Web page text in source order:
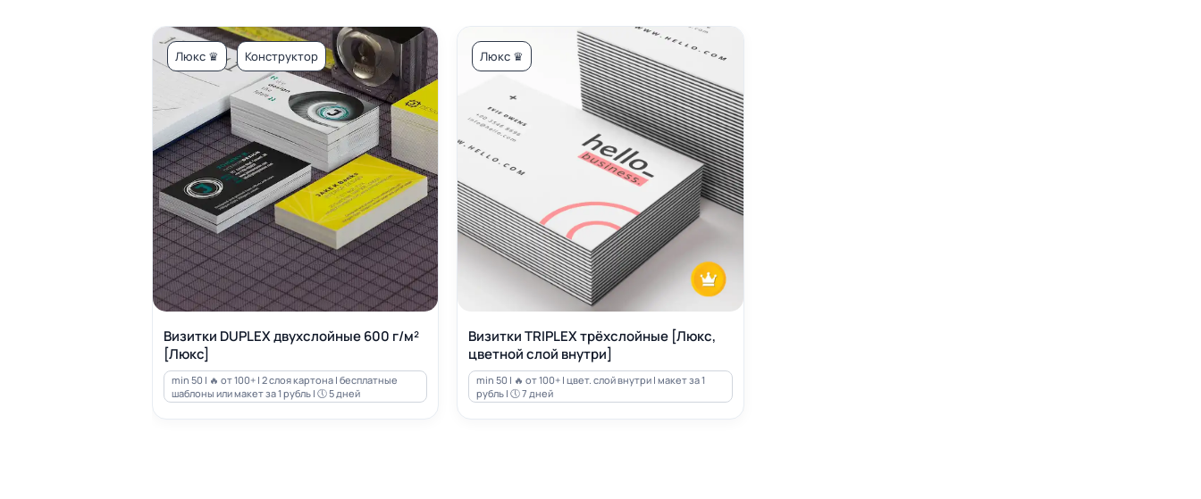
Люкс ♛ Конструктор
Визитки DUPLEX двухслойные 600 г/м²
[Люкс]
min 50 | 🔥 от 100+ | 2 слоя картона | бесплатные
шаблоны или макет за 1 рубль | 🕔 5 дней
Люкс ♛
Визитки TRIPLEX трёхслойные [Люкс,
цветной слой внутри]
min 50 | 🔥 от 100+ | цвет. слой внутри | макет за 1
рубль | 🕔 7 дней